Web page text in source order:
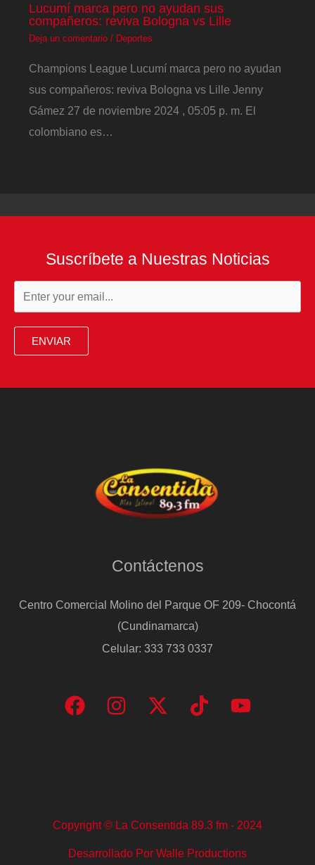
Lucumí marca pero no ayudan sus
compañeros: reviva Bologna vs Lille
Deja un comentario / Deportes
Champions League Lucumí marca pero no ayudan
sus compañeros: reviva Bologna vs Lille Jenny
Gámez 27 de noviembre 2024 , 05:05 p. m. El
colombiano es…
Suscríbete a Nuestras Noticias
ENVIAR
Contáctenos
Centro Comercial Molino del Parque OF 209- Chocontá
(Cundinamarca)
Celular: 333 733 0337
Copyright © La Consentida 89.3 fm - 2024
Desarrollado Por Walle Productions